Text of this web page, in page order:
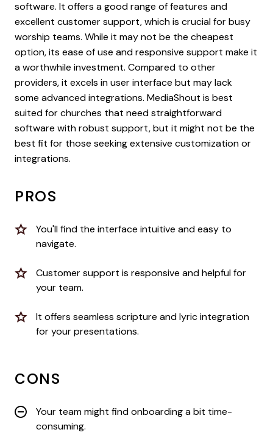
software. It offers a good range of features and
excellent customer support, which is crucial for busy
worship teams. While it may not be the cheapest
option, its ease of use and responsive support make it
a worthwhile investment. Compared to other
providers, it excels in user interface but may lack
some advanced integrations. MediaShout is best
suited for churches that need straightforward
software with robust support, but it might not be the
best fit for those seeking extensive customization or
integrations.
PROS
You'll find the interface intuitive and easy to
navigate.
Customer support is responsive and helpful for
your team.
It offers seamless scripture and lyric integration
for your presentations.
CONS
Your team might find onboarding a bit time-
consuming.